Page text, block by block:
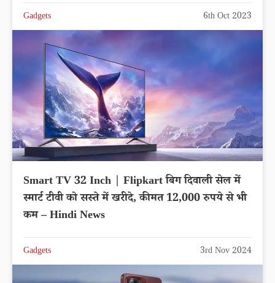
Gadgets 6th Oct 2023
Smart TV 32 Inch | Flipkart बिग दिवाली सेल में
स्मार्ट टीवी को सस्ते में खरीदे, कीमत 12,000 रुपये से भी
कम – Hindi News
Gadgets 3rd Nov 2024